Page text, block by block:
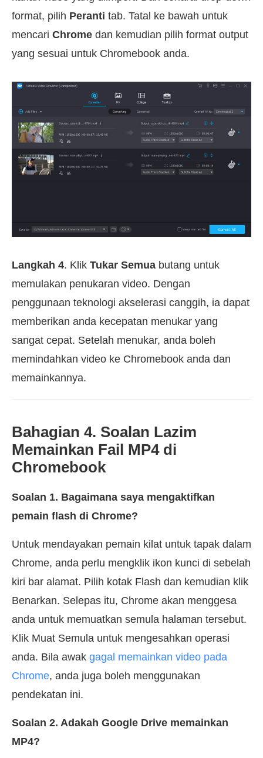
format, pilih Peranti tab. Tatal ke bawah untuk
mencari Chrome dan kemudian pilih format output
yang sesuai untuk Chromebook anda.
Langkah 4. Klik Tukar Semua butang untuk
memulakan penukaran video. Dengan
penggunaan teknologi akselerasi canggih, ia dapat
memberikan anda kecepatan menukar yang
sangat cepat. Setelah menukar, anda boleh
memindahkan video ke Chromebook anda dan
memainkannya.
Bahagian 4. Soalan Lazim
Memainkan Fail MP4 di
Chromebook
Soalan 1. Bagaimana saya mengaktifkan
pemain flash di Chrome?
Untuk mendayakan pemain kilat untuk tapak dalam
Chrome, anda perlu mengklik ikon kunci di sebelah
kiri bar alamat. Pilih kotak Flash dan kemudian klik
Benarkan. Selepas itu, Chrome akan menggesa
anda untuk memuatkan semula halaman tersebut.
Klik Muat Semula untuk mengesahkan operasi
anda. Bila awak gagal memainkan video pada
Chrome, anda juga boleh menggunakan
pendekatan ini.
Soalan 2. Adakah Google Drive memainkan
MP4?